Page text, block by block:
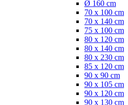
Ø 160 cm
70 x 100 cm
70 x 140 cm
75 x 100 cm
80 x 120 cm
80 x 140 cm
80 x 230 cm
85 x 120 cm
90 x 90 cm
90 x 105 cm
90 x 120 cm
90 x 130 cm